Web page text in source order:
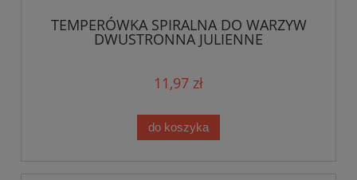
TEMPERÓWKA SPIRALNA DO WARZYW
DWUSTRONNA JULIENNE
11,97 zł
do koszyka